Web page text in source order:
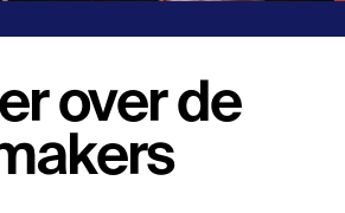
over de